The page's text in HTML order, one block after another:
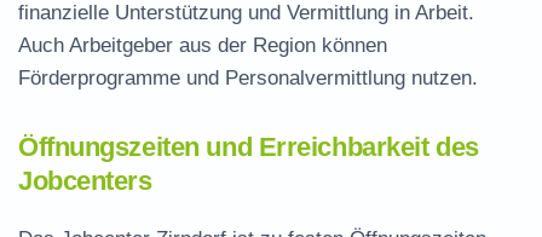
finanzielle Unterstützung und Vermittlung in Arbeit.
Auch Arbeitgeber aus der Region können
Förderprogramme und Personalvermittlung nutzen.
Öffnungszeiten und Erreichbarkeit des
Jobcenters